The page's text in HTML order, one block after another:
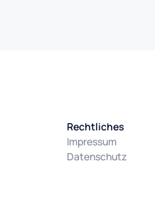
Rechtliches
Impressum
Datenschutz